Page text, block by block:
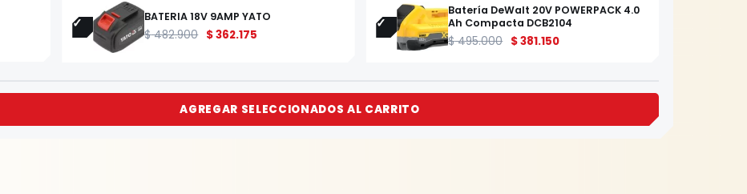
BATERIA 18V 9AMP YATO
$482.900 $362.175
Batería DeWalt 20V POWERPACK 4.0
Ah Compacta DCB2104
$495.000 $381.150
AGREGAR SELECCIONADOS AL CARRITO